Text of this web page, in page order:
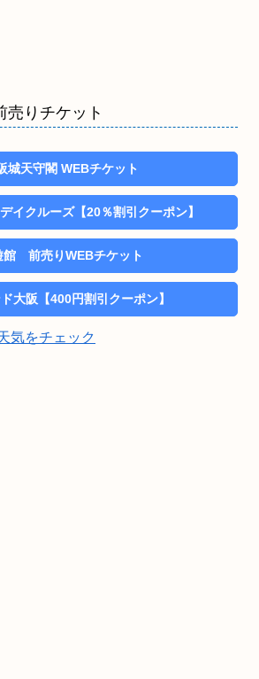
売りチケット
城天守閣 WEBチケット
イクルーズ【20％割引クーポン】
館 前売りWEBチケット
大阪【400円割引クーポン】
気をチェック